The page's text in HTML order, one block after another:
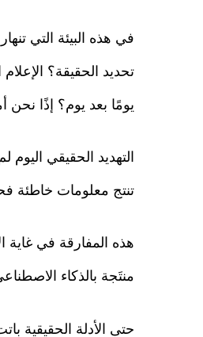
في هذه البيئة التي
تحديد الحقيقة؟
يومًا بعد يوم؟ إذًا نحن
التهديد الحقيقي
تنتج معلومات خاطئة
هذه المفارقة في غاية
منتَجة بالذكاء
حتى الأدلة الحقيقية